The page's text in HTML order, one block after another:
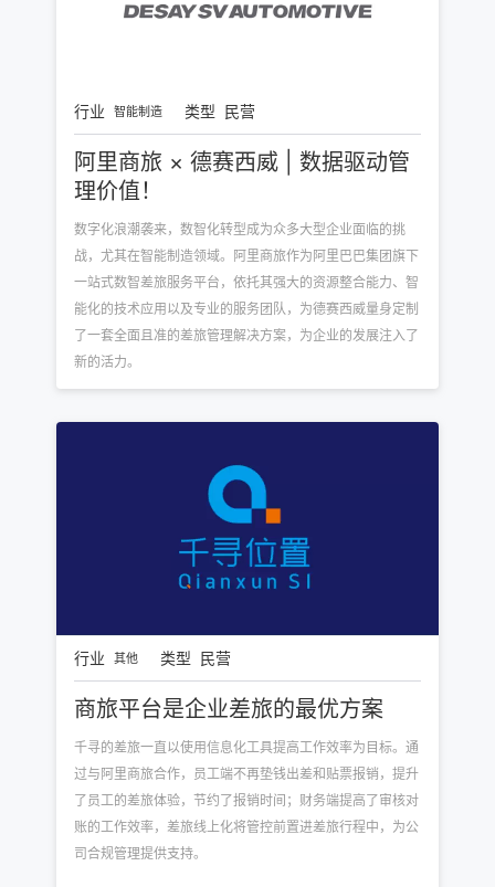
行业 智能制造 类型 民营
阿里商旅 × 德赛西威 | 数据驱动管
理价值！
数字化浪潮袭来，数智化转型成为众多大型企业面临的挑
战，尤其在智能制造领域。阿里商旅作为阿里巴巴集团旗下
一站式数智差旅服务平台，依托其强大的资源整合能力、智
能化的技术应用以及专业的服务团队，为德赛西威量身定制
了一套全面且准的差旅管理解决方案，为企业的发展注入了
新的活力。
行业 其他 类型 民营
商旅平台是企业差旅的最优方案
千寻的差旅一直以使用信息化工具提高工作效率为目标。通
过与阿里商旅合作，员工端不再垫钱出差和贴票报销，提升
了员工的差旅体验，节约了报销时间；财务端提高了审核对
账的工作效率，差旅线上化将管控前置进差旅行程中，为公
司合规管理提供支持。